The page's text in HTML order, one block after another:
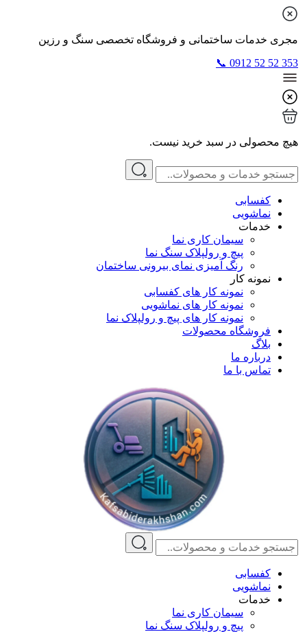
مجری خدمات ساختمانی و فروشگاه تخصصی سنگ و رزین
353 52 52 0912 📞
هیچ محصولی در سبد خرید نیست.
کفسابی
نماشویی
خدمات
سیمان کاری نما
پیچ و رولپلاک سنگ نما
رنگ آمیزی نمای بیرونی ساختمان
نمونه کار
نمونه کار های کفسابی
نمونه کار های نماشویی
نمونه کار های پیچ و رولپلاک نما
فروشگاه محصولات
بلاگ
درباره ما
تماس با ما
کفسابی
نماشویی
خدمات
سیمان کاری نما
پیچ و رولپلاک سنگ نما